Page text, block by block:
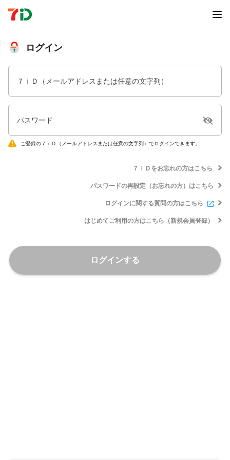
ログイン
７ｉＤ（メールアドレスまたは任意の文字列）
パスワード
ご登録の７ｉＤ（メールアドレスまたは任意の文字列）でログインできます。
７ｉＤをお忘れの方はこちら
パスワードの再設定（お忘れの方）はこちら
ログインに関する質問の方はこちら
はじめてご利用の方はこちら（新規会員登録）
ログインする